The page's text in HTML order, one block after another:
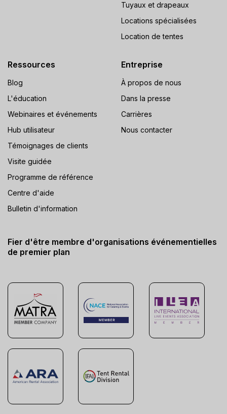
Tuyaux et drapeaux
Locations spécialisées
Location de tentes
Ressources
Blog
L'éducation
Webinaires et événements
Hub utilisateur
Témoignages de clients
Visite guidée
Programme de référence
Centre d'aide
Bulletin d'information
Entreprise
À propos de nous
Dans la presse
Carrières
Nous contacter
Fier d'être membre d'organisations événementielles
de premier plan